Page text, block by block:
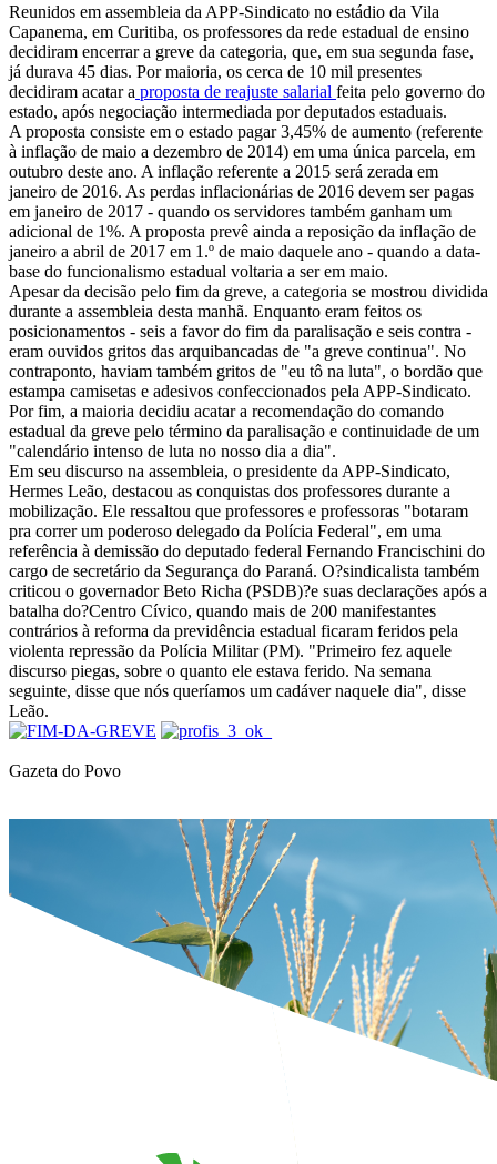
Reunidos em assembleia da APP-Sindicato no estádio da Vila
Capanema, em Curitiba, os professores da rede estadual de ensino
decidiram encerrar a greve da categoria, que, em sua segunda fase,
já durava 45 dias. Por maioria, os cerca de 10 mil presentes
decidiram acatar a proposta de reajuste salarial feita pelo governo do
estado, após negociação intermediada por deputados estaduais.
A proposta consiste em o estado pagar 3,45% de aumento (referente
à inflação de maio a dezembro de 2014) em uma única parcela, em
outubro deste ano. A inflação referente a 2015 será zerada em
janeiro de 2016. As perdas inflacionárias de 2016 devem ser pagas
em janeiro de 2017 - quando os servidores também ganham um
adicional de 1%. A proposta prevê ainda a reposição da inflação de
janeiro a abril de 2017 em 1.º de maio daquele ano - quando a data-
base do funcionalismo estadual voltaria a ser em maio.
Apesar da decisão pelo fim da greve, a categoria se mostrou dividida
durante a assembleia desta manhã. Enquanto eram feitos os
posicionamentos - seis a favor do fim da paralisação e seis contra -
eram ouvidos gritos das arquibancadas de "a greve continua". No
contraponto, haviam também gritos de "eu tô na luta", o bordão que
estampa camisetas e adesivos confeccionados pela APP-Sindicato.
Por fim, a maioria decidiu acatar a recomendação do comando
estadual da greve pelo término da paralisação e continuidade de um
"calendário intenso de luta no nosso dia a dia".
Em seu discurso na assembleia, o presidente da APP-Sindicato,
Hermes Leão, destacou as conquistas dos professores durante a
mobilização. Ele ressaltou que professores e professoras "botaram
pra correr um poderoso delegado da Polícia Federal", em uma
referência à demissão do deputado federal Fernando Francischini do
cargo de secretário da Segurança do Paraná. O?sindicalista também
criticou o governador Beto Richa (PSDB)?e suas declarações após a
batalha do?Centro Cívico, quando mais de 200 manifestantes
contrários à reforma da previdência estadual ficaram feridos pela
violenta repressão da Polícia Militar (PM). "Primeiro fez aquele
discurso piegas, sobre o quanto ele estava ferido. Na semana
seguinte, disse que nós queríamos um cadáver naquele dia", disse
Leão.
Gazeta do Povo